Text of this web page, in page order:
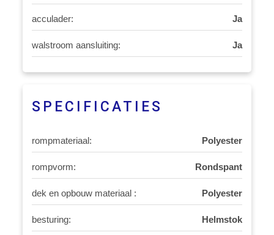
acculader: Ja
walstroom aansluiting: Ja
SPECIFICATIES
rompmateriaal: Polyester
rompvorm: Rondspant
dek en opbouw materiaal : Polyester
besturing: Helmstok